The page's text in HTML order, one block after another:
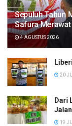
Sepuluh Tahun
Safura Merawat
4 AGUSTUS 2026
20
Dari
19